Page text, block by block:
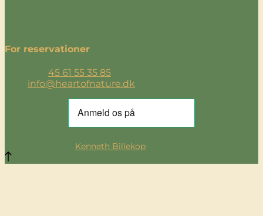
For reservationer
45 61 55 35 85
info@heartofnature.dk
Kenneth Billekop